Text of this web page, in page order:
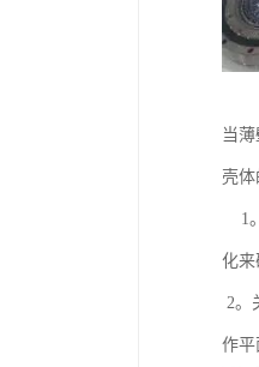
当
壳
1
化来
2。
作平